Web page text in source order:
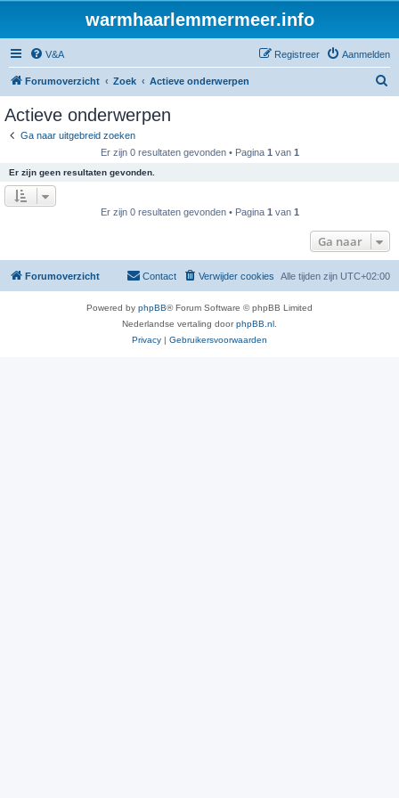
warmhaarlemmermeer.info
V&A Aanmelden
Registreer
Forumoverzicht Zoek Actieve onderwerpen
Actieve onderwerpen
Ga naar uitgebreid zoeken
Er zijn 0 resultaten gevonden • Pagina 1 van 1
Er zijn geen resultaten gevonden.
Er zijn 0 resultaten gevonden • Pagina 1 van 1
Ga naar
Forumoverzicht Alle tijden zijn UTC+02:00
Verwijder cookies
Contact
Powered by phpBB® Forum Software © phpBB Limited
Nederlandse vertaling doorphpBB.nl
Privacy | Gebruikersvoorwaarden